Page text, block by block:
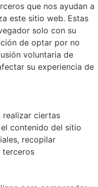
que nos ayudan a
este sitio web. Estas
solo con su
de optar por no
voluntaria de
su experiencia de
realizar ciertas
contenido del sitio
recopilar
terceros